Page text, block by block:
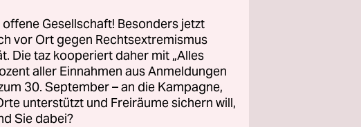
um die Familie
deutschen
Suzanna
Gesellschaft! Besonders jetzt
vor Ort gegen Rechtsextremismus
Die taz kooperiert daher mit „Alles
aller Einnahmen aus Anmeldungen
30. September – an die Kampagne,
unterstützt und Freiräume sichern will,
Sie dabei?